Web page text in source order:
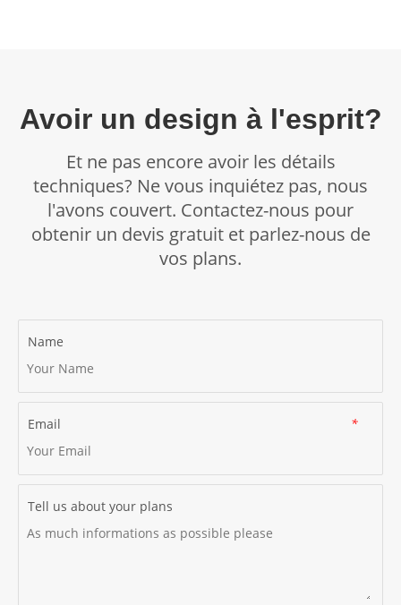
entièrement résolue lorsque vous recevez la réponse finale
de notre équipe du service client, veuillez en informer notre
équipe du service client et elle la transmettra à notre
équipe des réclamations. Notre équipe des réclamations
traitera votre réclamation conformément aux délais
Avoir un design à l'esprit?
Et ne pas encore avoir les détails
techniques? Ne vous inquiétez pas, nous
l'avons couvert. Contactez-nous pour
obtenir un devis gratuit et parlez-nous de
vos plans.
Name
*
Email
Tell us about your plans